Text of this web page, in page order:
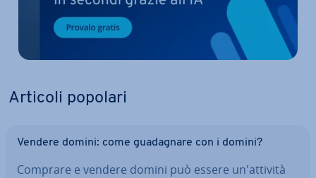
Articoli popolari
Vendere domini: come gua­da­gna­re con i domini?
Comprare e vendere domini può essere un'at­ti­vi­tà